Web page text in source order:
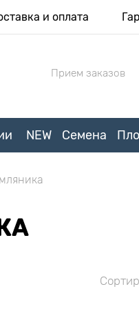
и оплата
Прием заказов
NEW Семена